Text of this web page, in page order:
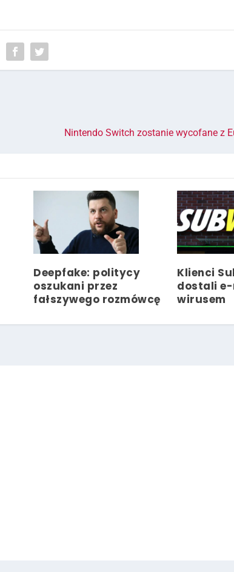
Nintendo Switch zostanie wycofane z
Deepfake: politycy
oszukani przez
fałszywego rozmówcę
Klienci
dostali e-
wirusem